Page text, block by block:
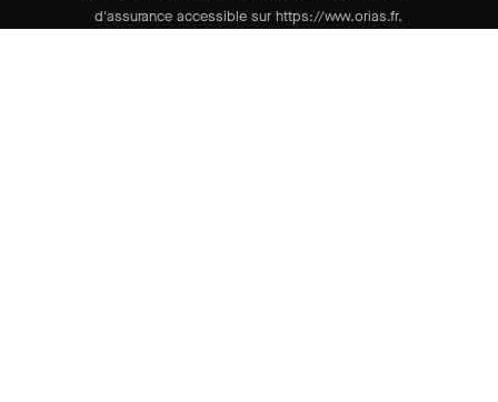
d'assurance accessible sur https://www.orias.fr.